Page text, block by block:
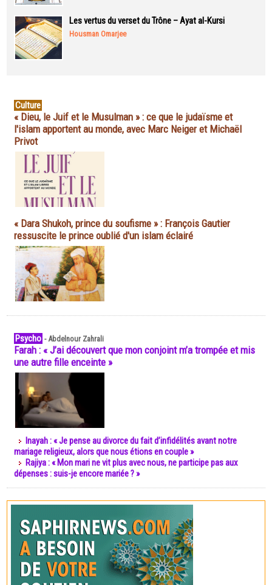
Les vertus du verset du Trône – Ayat al-Kursi
Housman Omarjee
Culture
« Dieu, le Juif et le Musulman » : ce que le judaïsme et
l'islam apportent au monde, avec Marc Neiger et Michaël
Privot
« Dara Shukoh, prince du soufisme » : François Gautier
ressuscite le prince oublié d'un islam éclairé
Psycho -Abdelnour Zahrali
Farah : « J’ai découvert que mon conjoint m’a trompée et mis
une autre fille enceinte »
Inayah : « Je pense au divorce du fait d’infidélités avant notre
mariage religieux, alors que nous étions en couple »
Rajiya : « Mon mari ne vit plus avec nous, ne participe pas aux
dépenses : suis-je encore mariée ? »